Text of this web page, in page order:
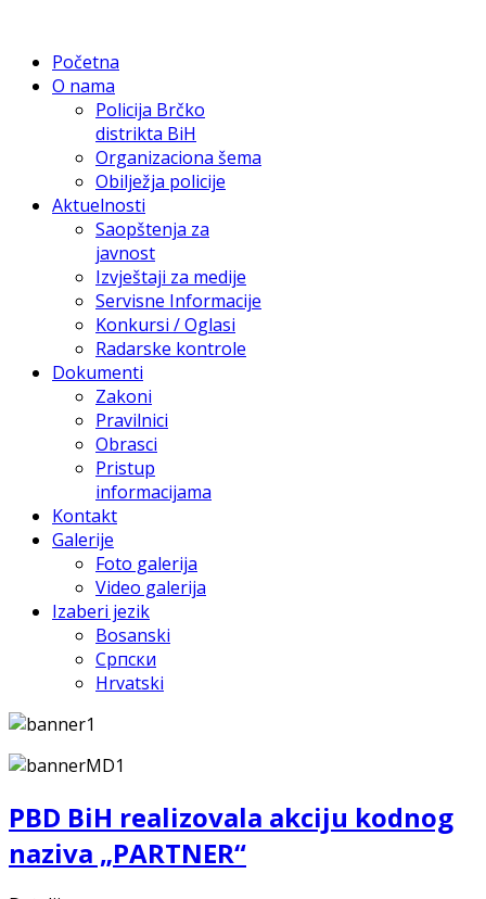
Početna
O nama
Policija Brčko
distrikta BiH
Organizaciona šema
Obilježja policije
Aktuelnosti
Saopštenja za
javnost
Izvještaji za medije
Servisne Informacije
Konkursi / Oglasi
Radarske kontrole
Dokumenti
Zakoni
Pravilnici
Obrasci
Pristup
informacijama
Kontakt
Galerije
Foto galerija
Video galerija
Izaberi jezik
Bosanski
Српски
Hrvatski
PBD BiH realizovala akciju kodnog
naziva „PARTNER“